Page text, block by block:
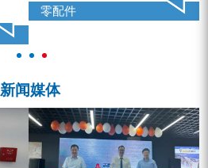
FY水井钻车系列
水井专用螺杆空压机
雾炮机
零配件
新闻媒体